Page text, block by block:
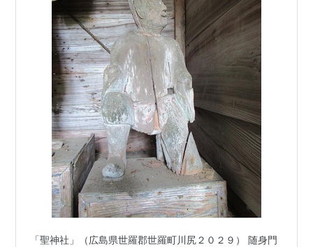
「聖神社」（広島県世羅郡世羅町川尻２０２９） 随身門